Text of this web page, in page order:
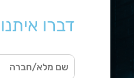
דברו איתנו
ש